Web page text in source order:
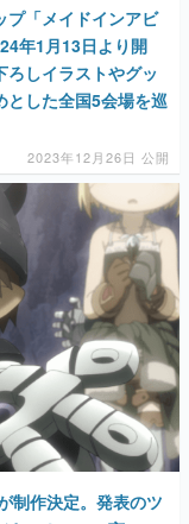
プ「メイドインアビ
年1月13日より開
ろしイラストやグッ
とした全国5会場を巡
2023年12月26日 公開
制作決定。発表のツ